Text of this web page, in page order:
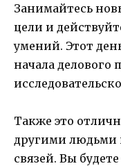
Занимайтесь
цели и
умений. Этот
начала делового
Также это
другими людьми
связей. Вы